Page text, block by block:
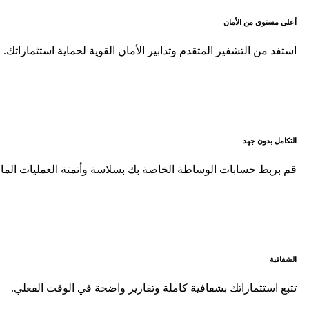
أعلى مستوى من الأمان
استفد من التشفير المتقدم وتدابير الأمان القوية لحماية استثماراتك.
التكامل بدون جهد
قم بربط حسابات الوساطة الخاصة بك بسلاسة وأتمتة العمليات
الشفافية
تتبع استثماراتك بشفافية كاملة وتقارير واضحة في الوقت الفعلي.